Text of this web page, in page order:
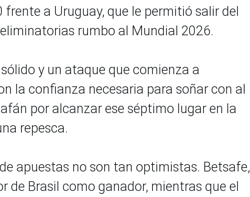
a Uruguay, que le permitió salir del
rumbo al Mundial 2026.
y un ataque que comienza a
la confianza necesaria para soñar con al
por alcanzar ese séptimo lugar en la
repesca.
apuestas no son tan optimistas. Betsafe,
de Brasil como ganador, mientras que el